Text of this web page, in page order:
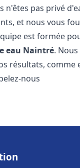
n'êtes pas privé
et nous vous
est formée
eau Naintré.
résultats,
nous